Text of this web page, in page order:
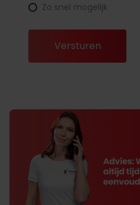
Zo snel mogelijk